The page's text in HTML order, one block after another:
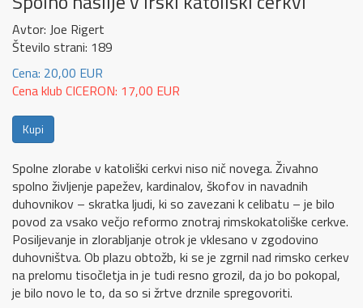
Avtor: Joe Rigert
Število strani: 189
Cena: 20,00 EUR
Cena klub CICERON: 17,00 EUR
Kupi
Spolne zlorabe v katoliški cerkvi niso nič novega. Živahno
spolno življenje papežev, kardinalov, škofov in navadnih
duhovnikov – skratka ljudi, ki so zavezani k celibatu – je bilo
povod za vsako večjo reformo znotraj rimskokatoliške cerkve.
Posiljevanje in zlorabljanje otrok je vklesano v zgodovino
duhovništva. Ob plazu obtožb, ki se je zgrnil nad rimsko cerkev
na prelomu tisočletja in je tudi resno grozil, da jo bo pokopal,
je bilo novo le to, da so si žrtve drznile spregovoriti.